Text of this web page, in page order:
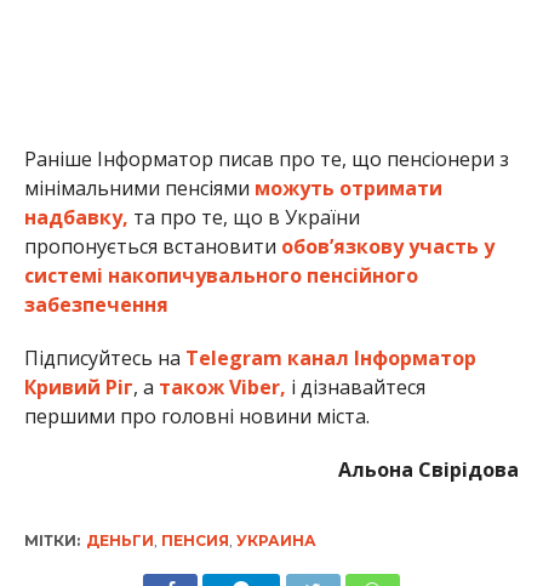
Раніше Інформатор писав про те, що пенсіонери з
мінімальними пенсіями можуть отримати
надбавку, та про те, що в України
пропонується встановити обов’язкову участь у
системі накопичувального пенсійного
забезпечення
Підписуйтесь на Telegram канал Інформатор
Кривий Ріг, а також Viber, і дізнавайтеся
першими про головні новини міста.
Альона Свірідова
МІТКИ: ДЕНЬГИ ПЕНСИЯ УКРАИНА